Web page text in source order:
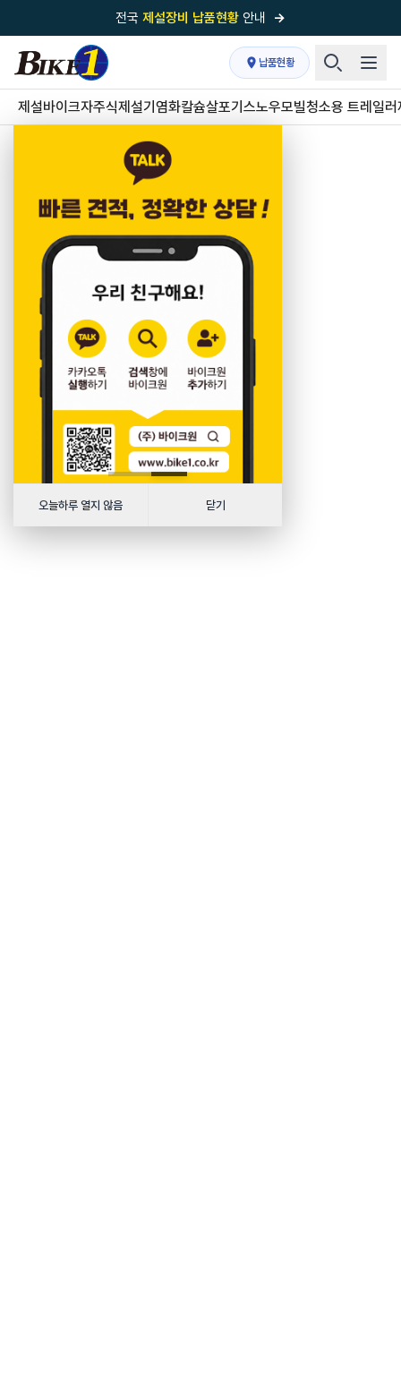
전국 제설장비 납품현황 안내 →
국내 1위 제설장비 제작 전문업체 (주)바이크원
제설 현장의 정답!다목적 차량의 표준!
전국제설장비 납품현황안내→
'국내 유일'의 특허 제설 시스템
전국이 선택한제설·다목적 장비 전문기업
납품현황
제설바이크자주식제설기 염화칼슘살포기 스노우모빌청소용 트레일러
오늘하루 열지 않음 닫기